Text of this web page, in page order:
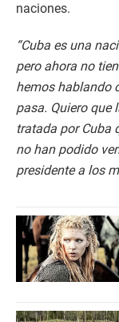
naciones.
“Cuba es una
pero ahora no
hemos hablando
pasa. Quiero que
tratada por Cuba
no han podido
presidente a los